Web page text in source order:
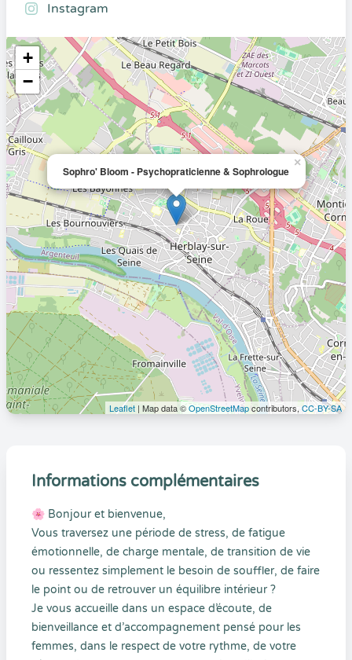
Instagram
Sophro' Bloom - Psychopraticienne & Sophrologue
×
+
−
Leaflet | Map data ©OpenStreetMapcontributors, CC-BY-SA
Informations complémentaires
🌸 Bonjour et bienvenue,
Vous traversez une période de stress, de fatigue
émotionnelle, de charge mentale, de transition de vie
ou ressentez simplement le besoin de souffler, de faire
le point ou de retrouver un équilibre intérieur ?
Je vous accueille dans un espace d’écoute, de
bienveillance et d’accompagnement pensé pour les
femmes, dans le respect de votre rythme, de votre